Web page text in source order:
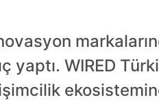
WIRED